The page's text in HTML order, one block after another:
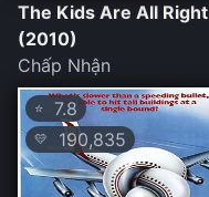
The Kids Are All Right
(2010)
Chấp Nhận
⭐ 7.8
💛 190,835